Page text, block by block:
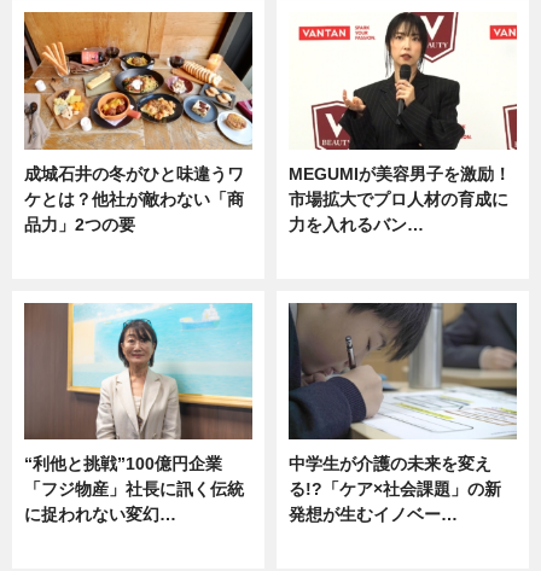
成城石井の冬がひと味違うワ
ケとは？他社が敵わない「商
品力」2つの要
MEGUMIが美容男子を激励！
市場拡大でプロ人材の育成に
力を入れるバン…
“利他と挑戦”100億円企業
「フジ物産」社長に訊く伝統
に捉われない変幻…
中学生が介護の未来を変え
る!?「ケア×社会課題」の新
発想が生むイノベー…